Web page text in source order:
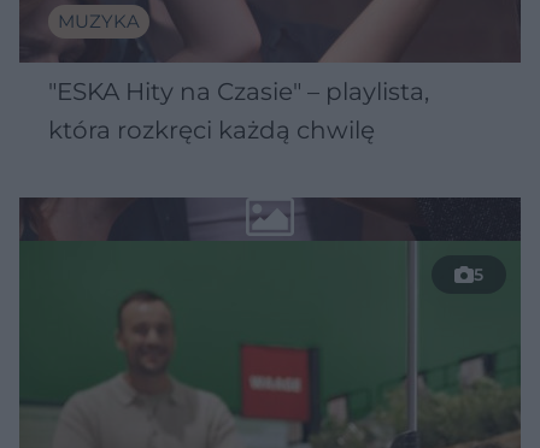
MUZYKA
"ESKA Hity na Czasie" – playlista,
która rozkręci każdą chwilę
5